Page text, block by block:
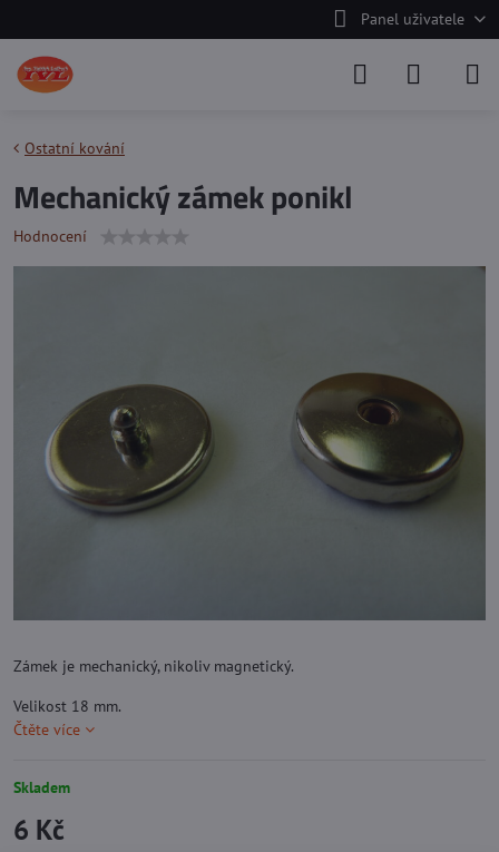
Panel uživatele
Ostatní kování
Mechanický zámek ponikl
Hodnocení
Zámek je mechanický, nikoliv magnetický.
Velikost 18 mm.
Čtěte více
Skladem
6 Kč